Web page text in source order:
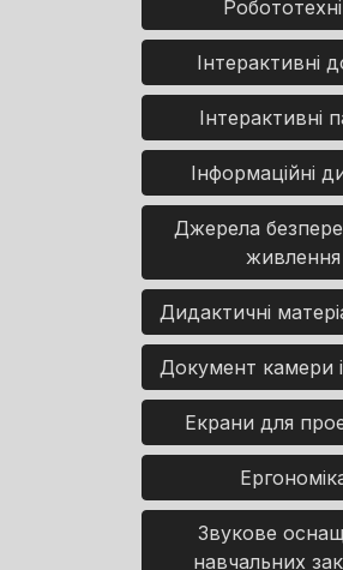
Інтерактивні
Інтерактивні
Інформаційні
Джерела
живлення
Дидактичні
Документ камери
Екрани для
Звукове
навчальних